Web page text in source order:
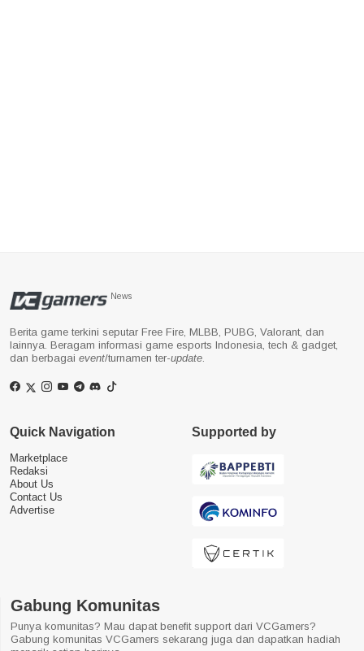
News
Berita game terkini seputar Free Fire, MLBB, PUBG, Valorant, dan
lainnya. Beragam informasi game esports Indonesia, tech & gadget,
dan berbagai event/turnamen ter-update
Quick Navigation
Marketplace
Redaksi
About Us
Contact Us
Advertise
Supported by
Gabung Komunitas
Punya komunitas? Mau dapat benefit support dari VCGamers?
Gabung komunitas VCGamers sekarang juga dan dapatkan hadiah